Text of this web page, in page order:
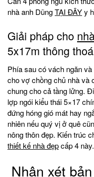
nhà anh DũngTẠI ĐÂYy
Giải pháp cho
5x17m thông
Phía sau có vách ngăn
cho vợ chồng chủ nhà và
chung cho cả tầng lửng.
lợp ngói kiểu thái 5×17
đứng hóng gió mát hay
nhiên nếu quý vị ở quê
nông thôn đẹp. Kiến trúc
thiết kế nhà đẹpcấp 4 này.
Nhận xét